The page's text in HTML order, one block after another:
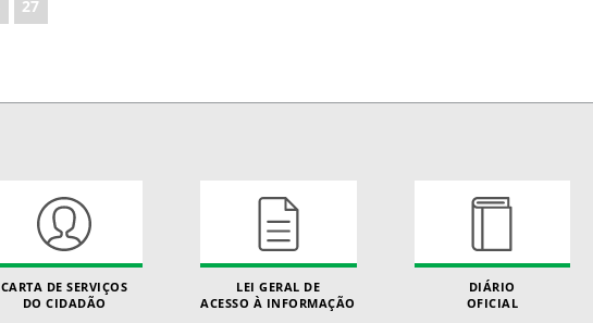
27
CARTA DE SERVIÇOS
DO CIDADÃO
LEI GERAL DE
ACESSO À INFORMAÇÃO
DIÁRIO
OFICIAL